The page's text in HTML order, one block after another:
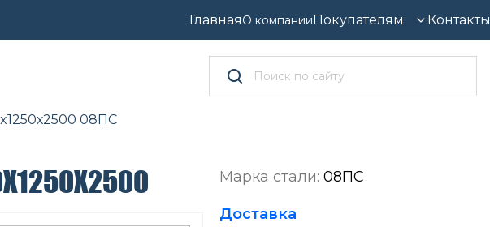
ГлавнаяО компанииПокупателям Контакты
08ПС
Марка стали: 08ПС
Доставка